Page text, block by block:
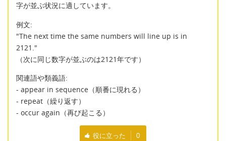
字が並ぶ状況に適しています。
例文:
"The next time the same numbers will line up is in
2121."
（次に同じ数字が並ぶのは2121年です）
関連語や類義語:
- appear in sequence（順番に現れる）
- repeat（繰り返す）
- occur again（再び起こる）
役に立った 0